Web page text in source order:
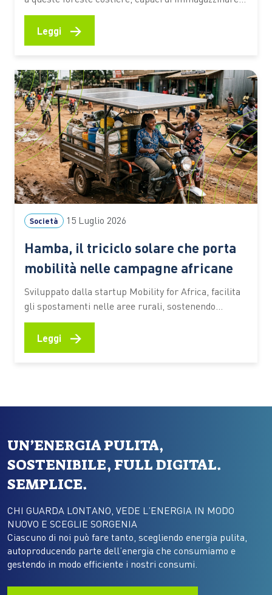
CO2, attenuare gli effetti degli eventi estremi e
sostenere la vita e le economie di milioni di persone
Le mangrovie occupano una sottile fascia lungo le
territori…
Leggi →
Società 15 Luglio 2026
Hamba, il triciclo solare che porta
mobilità nelle campagne africane
Sviluppato dalla startup Mobility for Africa, facilita
gli spostamenti nelle aree rurali, sostenendo
agricoltura, imprenditoria locale, inclusione
femminile e riduzione delle emissioni In molte aree
rurali dell’Africa spostarsi rappresenta ancora una
Leggi →
UN’ENERGIA PULITA,
SOSTENIBILE, FULL DIGITAL.
SEMPLICE.
CHI GUARDA LONTANO, VEDE L’ENERGIA IN MODO
NUOVO E SCEGLIE SORGENIA
Ciascuno di noi può fare tanto, scegliendo energia pulita,
autoproducendo parte dell’energia che consumiamo e
gestendo in modo efficiente i nostri consumi.